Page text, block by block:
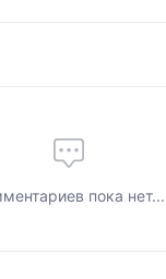
пока нет...